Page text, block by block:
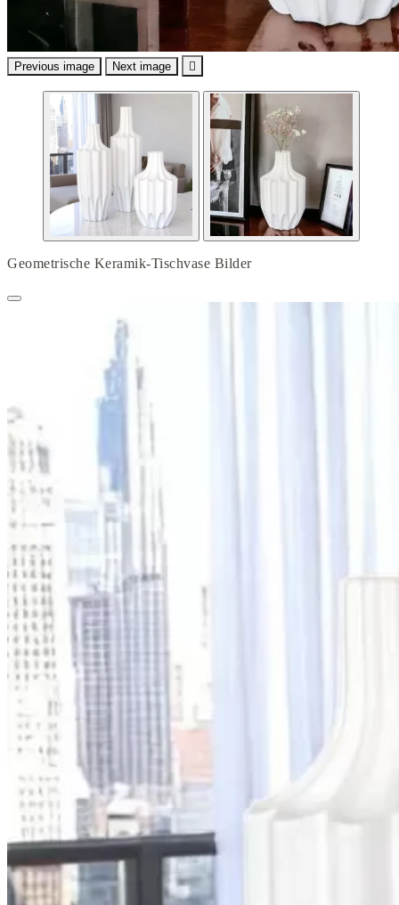
Previous image Next image 
Geometrische Keramik-Tischvase Bilder